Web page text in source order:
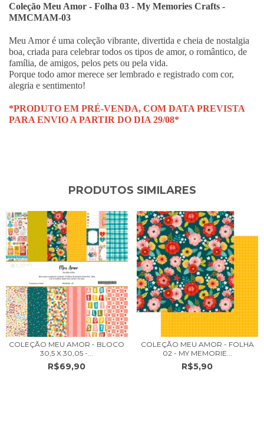
Coleção Meu Amor - Folha 03 - My Memories Crafts -
MMCMAM-03
Meu Amor é uma coleção vibrante, divertida e cheia de nostalgia
boa, criada para celebrar todos os tipos de amor, o romântico, de
família, de amigos, pelos pets ou pela vida.
Porque todo amor merece ser lembrado e registrado com cor,
alegria e sentimento!
*PRODUTO EM PRÉ-VENDA, COM DATA PREVISTA
PARA ENVIO A PARTIR DO DIA 29/08*
PRODUTOS SIMILARES
COLEÇÃO MEU AMOR - BLOCO
30,5 X 30,05 -...
R$69,90
COLEÇÃO MEU AMOR - FOLHA
02 - MY MEMORIE...
R$5,90